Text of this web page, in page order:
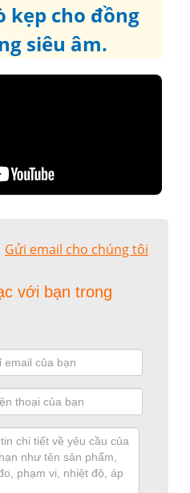
kẹp cho đồng
siêu âm.
Gửi email cho chúng tôi
với bạn trong